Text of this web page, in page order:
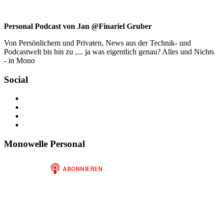
Personal Podcast von Jan @Finariel Gruber
Von Persönlichem und Privaten, News aus der Technik- und
Podcastwelt bis hin zu ,... ja was eigentlich genau? Alles und Nichts
- in Mono
Social
anzeigen
Twitter
auf
Finariel
Monowelle Personal